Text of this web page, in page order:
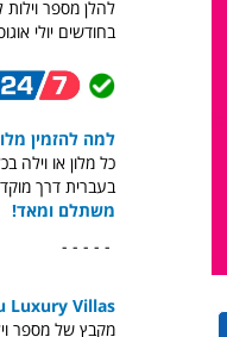
להלן מספר
בחודשים יולי
למה להזמין
כל מלון או וילה
בעברית דרך מוקד השרות שלנו
משתלם ומאד!
- - - - -
Luxury Villas
מקבץ של מספר